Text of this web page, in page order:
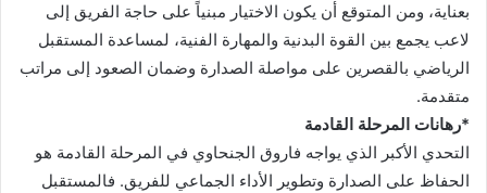
بعناية، ومن المتوقع أن يكون الاختيار مبنياً على حاجة الفريق إلى
لاعب يجمع بين القوة البدنية والمهارة الفنية، لمساعدة المستقبل
الرياضي بالقصرين على مواصلة الصدارة وضمان الصعود إلى مراتب
متقدمة.
*رهانات المرحلة القادمة
التحدي الأكبر الذي يواجه فاروق الجنحاوي في المرحلة القادمة هو
الحفاظ على الصدارة وتطوير الأداء الجماعي للفريق. فالمستقبل